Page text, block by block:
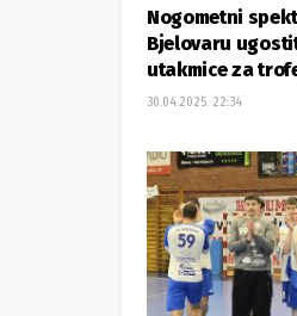
Nogometni
Bjelovaru
utakmice za
30.04.2025. 22:34